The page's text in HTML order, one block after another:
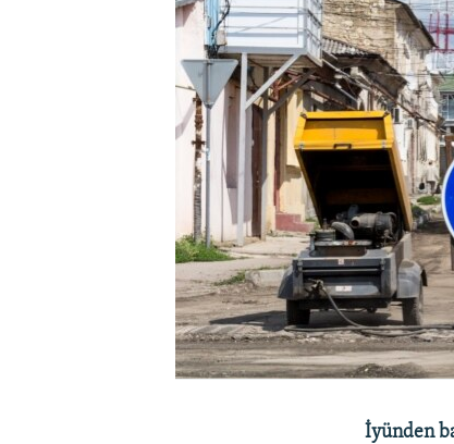
İyünden